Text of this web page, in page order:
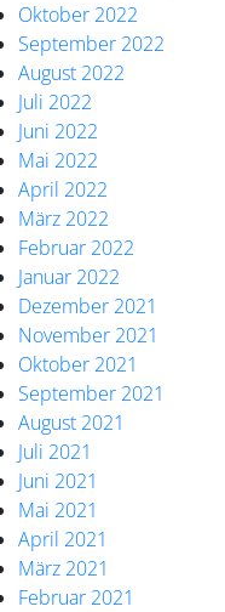
Oktober 2022
September 2022
August 2022
Juli 2022
Juni 2022
Mai 2022
April 2022
März 2022
Februar 2022
Januar 2022
Dezember 2021
November 2021
Oktober 2021
September 2021
August 2021
Juli 2021
Juni 2021
Mai 2021
April 2021
März 2021
Februar 2021